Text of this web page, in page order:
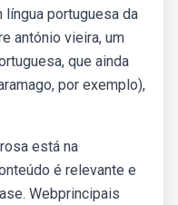
portuguesa da
antónio vieira, um
que ainda
por exemplo),
está na
é relevante e
Webprincipais